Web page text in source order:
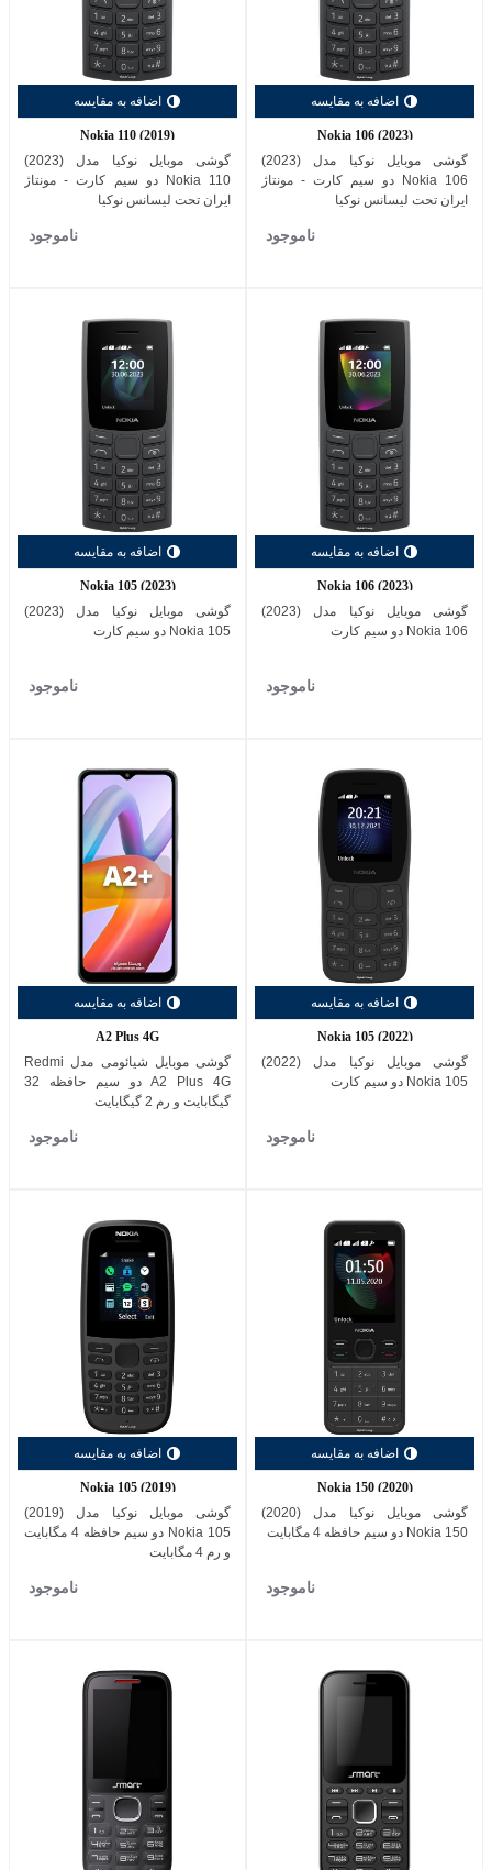
اضافه به مقایسه
Nokia 106 (2023)
گوشی موبایل نوکیا مدل (2023)
Nokia 106 دو سیم کارت - مونتاژ
ایران تحت لیسانس نوکیا
ناموجود
اضافه به مقایسه
Nokia 110 (2019)
گوشی موبایل نوکیا مدل (2023)
Nokia 110 دو سیم کارت - مونتاژ
ایران تحت لیسانس نوکیا
ناموجود
اضافه به مقایسه
Nokia 106 (2023)
گوشی موبایل نوکیا مدل (2023)
Nokia 106 دو سیم کارت
ناموجود
اضافه به مقایسه
Nokia 105 (2023)
گوشی موبایل نوکیا مدل (2023)
Nokia 105 دو سیم کارت
ناموجود
اضافه به مقایسه
Nokia 105 (2022)
گوشی موبایل نوکیا مدل (2022)
Nokia 105 دو سیم کارت
ناموجود
اضافه به مقایسه
A2 Plus 4G
گوشی موبایل شیائومی مدل Redmi
A2 Plus 4G دو سیم حافظه 32
گیگابایت و رم 2 گیگابایت
ناموجود
اضافه به مقایسه
Nokia 150 (2020)
گوشی موبایل نوکیا مدل (2020)
Nokia 150 دو سیم حافظه 4 مگابایت
ناموجود
اضافه به مقایسه
Nokia 105 (2019)
گوشی موبایل نوکیا مدل (2019)
Nokia 105 دو سیم حافظه 4 مگابایت
و رم 4 مگابایت
ناموجود